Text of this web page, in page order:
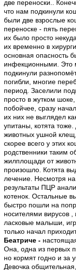
две переноски..
что нам подкинули
были две взрослые
переноске - пять
их было просто
их временно в
основная опасность
инфекционными. Это
подкинули
погибли, многие
период. Заселили
просто в жутком
побойчее, сразу
их них не выглядел
упитаны, котята
животных ушной
скорее всего у этих
родственники таким
жилплощади от
произошло. Котята
лечение. Несмотря
результаты ПЦР
котенок. Остальные
быстро пошли на
носителями вирусов ,
ласковые малыши,
только начал
Беатриче -
Она, одна из первых
но кормят годно и за
Девочка